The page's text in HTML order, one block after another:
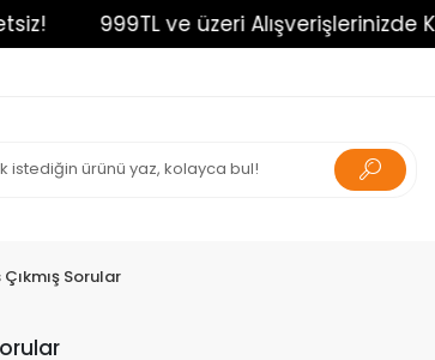
999TL ve üzeri Alışverişlerinizde
Çıkmış Sorular